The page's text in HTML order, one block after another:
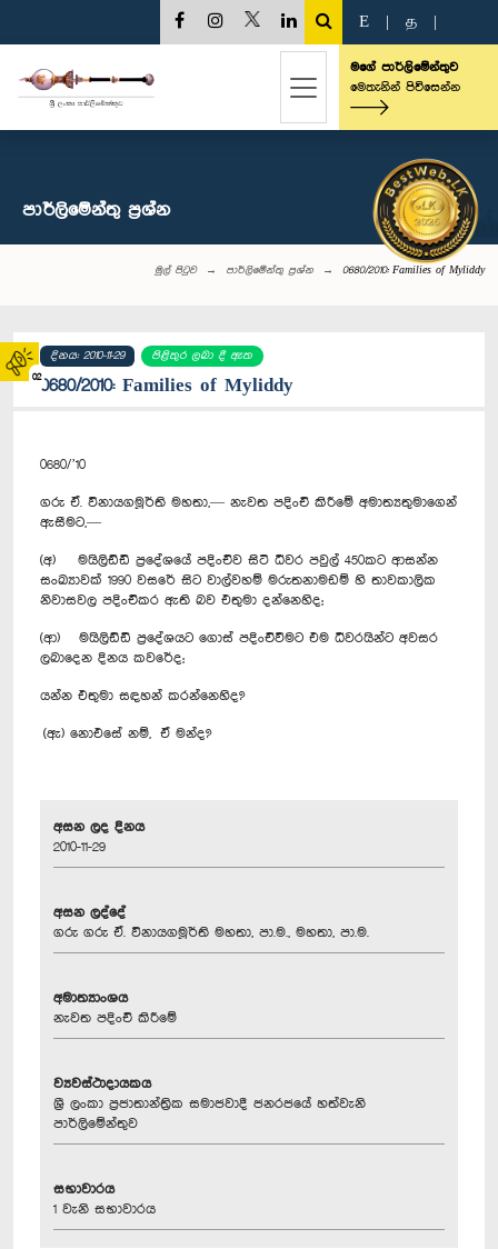
02
E த
මගේ පාර්ලිමේන්තුව
මෙතැනින් පිවිසෙන්න
පාර්ලි‌මේන්තු‌ ප්‍රශ්න
මුල් පිටුව පාර්ලි‌මේන්තු‌ ප්‍රශ්න 0680/2010: Families of Myliddy
දිනය: 2010-11-29 පිළිතුර ලබා දී ඇත
0680/2010: Families of Myliddy
0680/’10
ගරු ඒ. විනායගමූර්ති මහතා,— නැවත පදිංචි කිරීමේ අමාත්‍යතුමාගෙන්
ඇසීමට,—
(අ) මයිලිඩ්ඩි ප්‍රදේශයේ පදිංචිව සිටි ධීවර පවුල් 450කට ආසන්න
සංඛ්‍යාවක් 1990 වසරේ සිට වාල්වහම් මරුතනාමඩම් හි තාවකාලික
නිවාසවල පදිංචිකර ඇති බව එතුමා දන්නෙහිද;
(ආ) මයිලිඩ්ඩි ප්‍රදේශයට ගොස් පදිංචිවීමට එම ධීවරයින්ට අවසර
ලබාදෙන දිනය කවරේද;
යන්න එතුමා සඳහන් කරන්නෙහිද?
(ඇ) නොඑසේ නම්, ඒ මන්ද?
අසන ලද දිනය
2010-11-29
අසන ලද්දේ
ගරු ගරු ඒ. විනායගමූර්ති මහතා, පා.ම., මහතා, පා.ම.
අමාත්‍යාංශය
නැවත පදිංචි කිරීමේ
ව්‍යවස්ථාදායකය
ශ්‍රී ලංකා ප්‍රජාතාන්ත්‍රික සමාජවාදී ජනරජයේ හත්වැනි
පාර්ලිමේන්තුව
සභාවාරය
1 වැනි සභාවාරය